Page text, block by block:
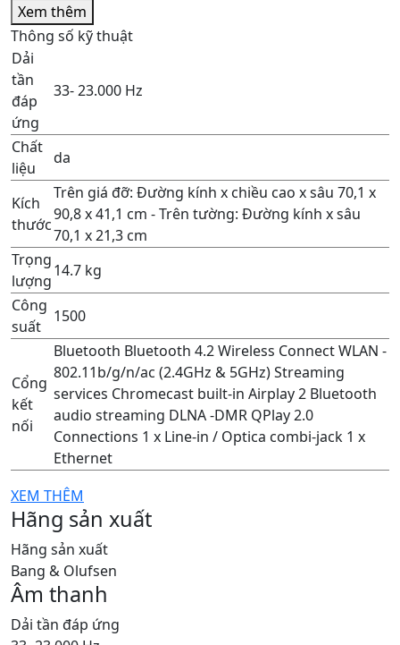
Xem thêm
Thông số kỹ thuật
Dải
tần
đáp
ứng
33- 23.000 Hz
Chất
liệu
da
Kích
thước
Trên giá đỡ: Đường kính x chiều cao x sâu 70,1 x
90,8 x 41,1 cm - Trên tường: Đường kính x sâu
70,1 x 21,3 cm
Trọng
lượng
14.7 kg
Công
suất
1500
Cổng
kết
nối
Bluetooth Bluetooth 4.2 Wireless Connect WLAN -
802.11b/g/n/ac (2.4GHz & 5GHz) Streaming
services Chromecast built-in Airplay 2 Bluetooth
audio streaming DLNA -DMR QPlay 2.0
Connections 1 x Line-in / Optica combi-jack 1 x
Ethernet
XEM THÊM
Hãng sản xuất
Hãng sản xuất
Bang & Olufsen
Âm thanh
Dải tần đáp ứng